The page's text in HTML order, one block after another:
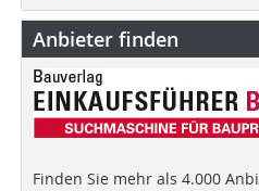
Anbieter finden
Finden Sie mehr als 4.000